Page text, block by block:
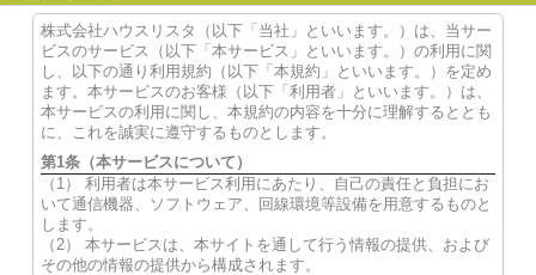
株式会社ハウスリスタ（以下「当社」といいます。）は、当サー
ビスのサービス（以下「本サービス」といいます。）の利用に関
し、以下の通り利用規約（以下「本規約」といいます。）を定め
ます。本サービスのお客様（以下「利用者」といいます。）は、
本サービスの利用に関し、本規約の内容を十分に理解するととも
に、これを誠実に遵守するものとします。
第1条（本サービスについて）
（1） 利用者は本サービス利用にあたり、自己の責任と負担にお
いて通信機器、ソフトウェア、回線環境等設備を用意するものと
します。
（2） 本サービスは、本サイトを通して行う情報の提供、および
その他の情報の提供から構成されます。